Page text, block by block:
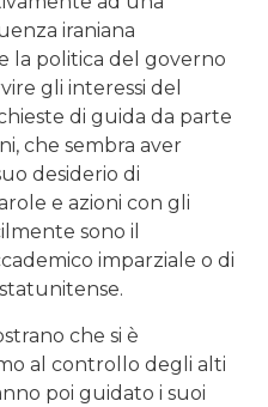
iraniana
la politica del governo
gli interessi del
di guida da parte
che sembra aver
desiderio di
e azioni con gli
sono il
imparziale o di
che si è
al controllo degli alti
poi guidato i suoi